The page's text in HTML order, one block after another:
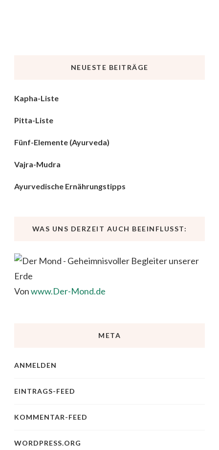
NEUESTE BEITRÄGE
Kapha-Liste
Pitta-Liste
Fünf-Elemente (Ayurveda)
Vajra-Mudra
Ayurvedische Ernährungstipps
WAS UNS DERZEIT AUCH BEEINFLUSST:
Vonwww.Der-Mond.de
META
ANMELDEN
EINTRAGS-FEED
KOMMENTAR-FEED
WORDPRESS.ORG